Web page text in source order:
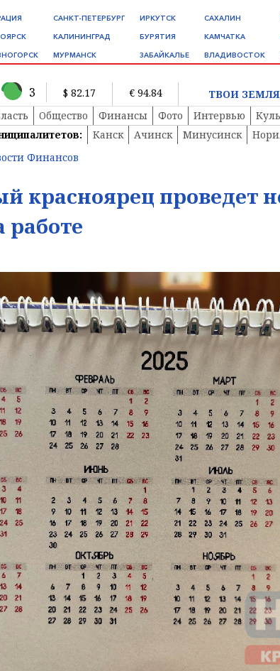
САНКТ-ПЕТЕРБУРГ
КАЛИНИНГРАД
МУРМАНСК
ИРКУТСК
БУРЯТИЯ
ЗАБАЙКАЛЬЕ
САХАЛИН
КАМЧАТКА
ВЛАДИВОСТОК
3 $ 82.17 € 94.84
ТВОИ
Общество Финансы Фото Интервью
Канск Ачинск Минусинск
Финансов
красноярец проведет
работе